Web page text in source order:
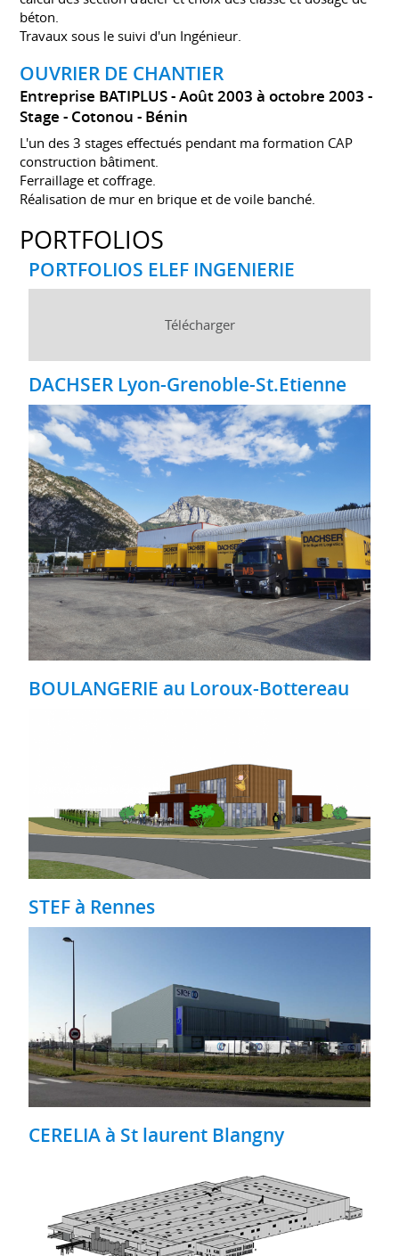
béton.
Travaux sous le suivi d'un Ingénieur.
OUVRIER DE CHANTIER
Entreprise BATIPLUS
Août 2003 à octobre 2003
Stage
Cotonou Bénin
L'un des 3 stages effectués pendant ma formation CAP
construction bâtiment.
Ferraillage et coffrage.
Réalisation de mur en brique et de voile banché.
PORTFOLIOS
PORTFOLIOS ELEF INGENIERIE
Télécharger
DACHSER Lyon-Grenoble-St.Etienne
BOULANGERIE au Loroux-Bottereau
STEF à Rennes
CERELIA à St laurent Blangny